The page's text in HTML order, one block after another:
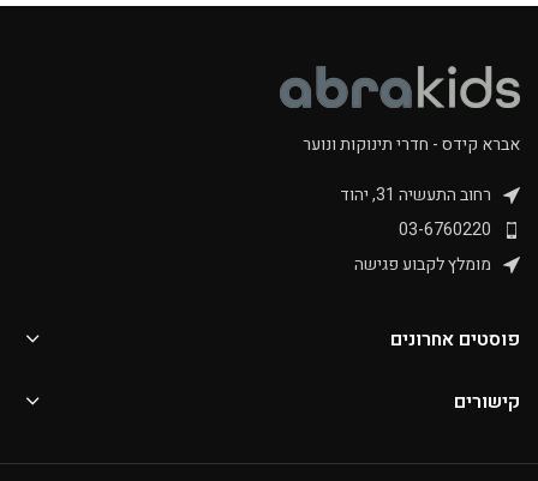
אברא קידס - חדרי תינוקות ונוער
רחוב התעשיה 31, יהוד
03-6760220
מומלץ לקבוע פגישה
פוסטים אחרונים
קישורים